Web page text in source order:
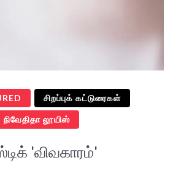
சிறப்புக் கட்டுரைகள்
நிவேதிதா லூயிஸ்
'விவகாரம்'